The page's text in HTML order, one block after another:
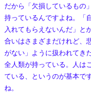
だから「欠損しているもの
持っているんですよね。「
入れてもらえないんだ」と
合いはさまざまだけれど、
がない」ように扱われてき
全人類が持っている。人は
ている、というのが基本で
ね。